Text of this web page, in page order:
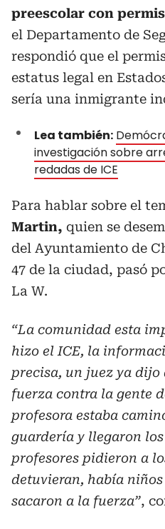
preescolar con
el Departamento de
respondió que el
estatus legal en
sería una inmigrante
Lea también:
investigación sobre
redadas de ICE
Para hablar sobre el
Martin, quien se
del Ayuntamiento de
47 de la ciudad, pasó
La W.
“La comunidad esta
hizo el ICE, la
precisa, un juez ya dijo
fuerza contra la gente
profesora estaba
guardería y llegaron
profesores pidieron a
detuvieran, había
sacaron a la fuerza”,